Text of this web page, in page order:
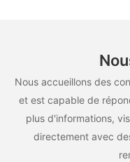
Nous accueillons des
et est capable de
plus d'informations,
directement avec